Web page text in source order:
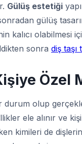
Gülüş estetiği
gülüş
kalıcı
sonra diş taşı
Özel
durum olup
ele alınır ve
kimileri de